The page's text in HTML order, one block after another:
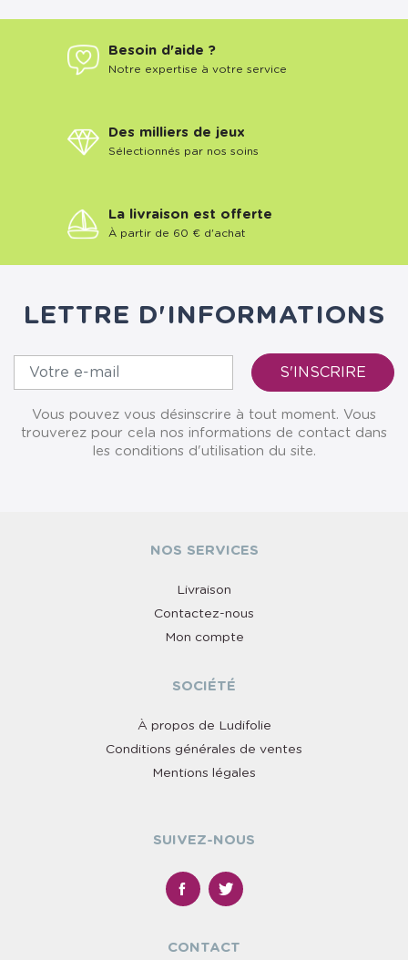
Besoin d'aide ?
Notre expertise à votre service
Des milliers de jeux
Sélectionnés par nos soins
La livraison est offerte
À partir de 60 € d'achat
LETTRE D'INFORMATIONS
Vous pouvez vous désinscrire à tout moment. Vous
trouverez pour cela nos informations de contact dans
les conditions d'utilisation du site.
NOS SERVICES
Livraison
Contactez-nous
Mon compte
SOCIÉTÉ
À propos de Ludifolie
Conditions générales de ventes
Mentions légales
SUIVEZ-NOUS
CONTACT